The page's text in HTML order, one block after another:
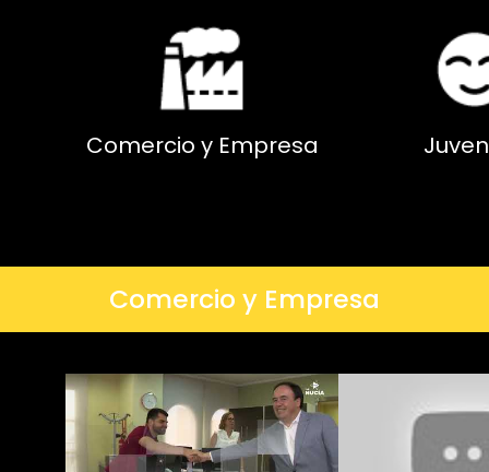
Comercio y Empresa
Comercio y Empresa